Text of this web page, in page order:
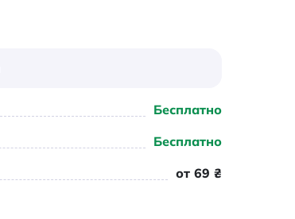
Бесплатно
Бесплатно
от 69 ₴